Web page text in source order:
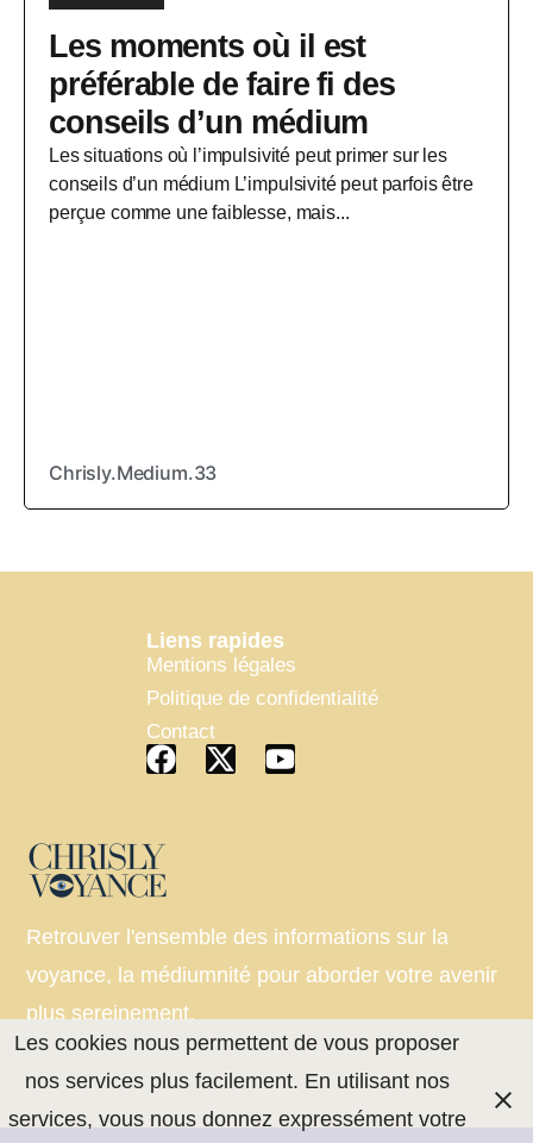
Les moments où il est
préférable de faire fi des
conseils d’un médium
Les situations où l’impulsivité peut primer sur les
conseils d’un médium L’impulsivité peut parfois être
perçue comme une faiblesse, mais...
Chrisly.Medium.33
Retrouver l'ensemble des informations sur la
voyance, la médiumnité pour aborder votre avenir
plus sereinement.
Liens rapides
Mentions légales
Politique de confidentialité
Contact
Les cookies nous permettent de vous proposer
nos services plus facilement. En utilisant nos
services, vous nous donnez expressément votre